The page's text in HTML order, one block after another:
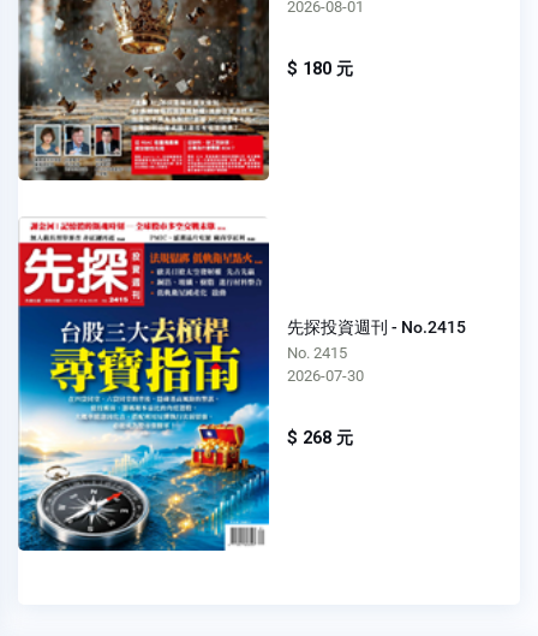
2026-08-01
$ 180 元
先探投資週刊 - No.2415
No. 2415
2026-07-30
$ 268 元